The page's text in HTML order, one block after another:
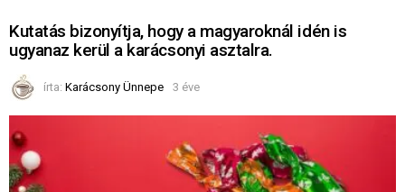
Kutatás bizonyítja, hogy a magyaroknál idén is
ugyanaz kerül a karácsonyi asztalra.
írta: Karácsony Ünnepe 3 éve